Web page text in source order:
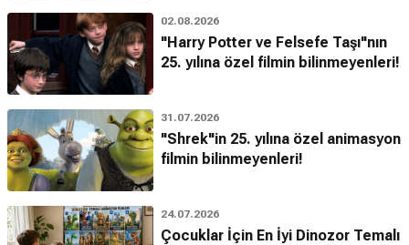
02.08.2026
"Harry Potter ve Felsefe Taşı"nın
25. yılına özel filmin bilinmeyenleri!
31.07.2026
"Shrek"in 25. yılına özel animasyon
filmin bilinmeyenleri!
24.07.2026
Çocuklar İçin En İyi Dinozor Temalı